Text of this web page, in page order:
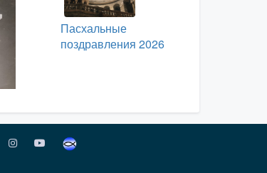
Пасхальные
поздравления 2026